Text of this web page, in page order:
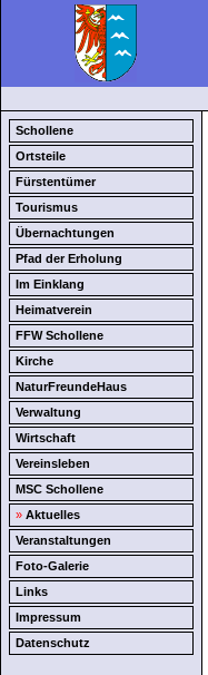
Schollene
Ortsteile
Fürstentümer
Tourismus
Übernachtungen
Pfad der Erholung
Im Einklang
Heimatverein
FFW Schollene
Kirche
NaturFreundeHaus
Verwaltung
Wirtschaft
Vereinsleben
MSC Schollene
» Aktuelles
Veranstaltungen
Foto-Galerie
Links
Impressum
Datenschutz